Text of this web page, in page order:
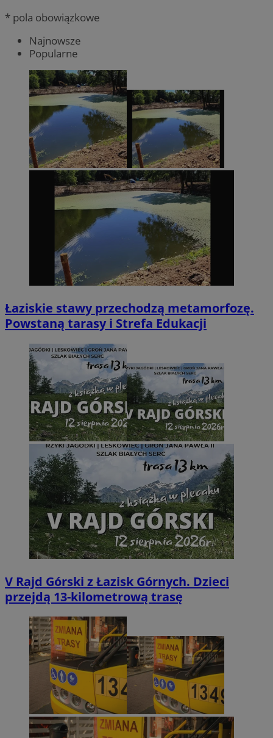
* pola obowiązkowe
Najnowsze
Popularne
Łaziskie stawy przechodzą metamorfozę.
Powstaną tarasy i Strefa Edukacji
V Rajd Górski z Łazisk Górnych. Dzieci
przejdą 13-kilometrową trasę